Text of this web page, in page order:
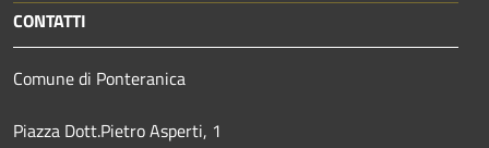
CONTATTI
Comune di Ponteranica
Piazza Dott.Pietro Asperti, 1